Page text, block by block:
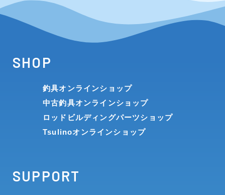
SHOP
釣具オンラインショップ
中古釣具オンラインショップ
ロッドビルディングパーツショップ
Tsulinoオンラインショップ
SUPPORT